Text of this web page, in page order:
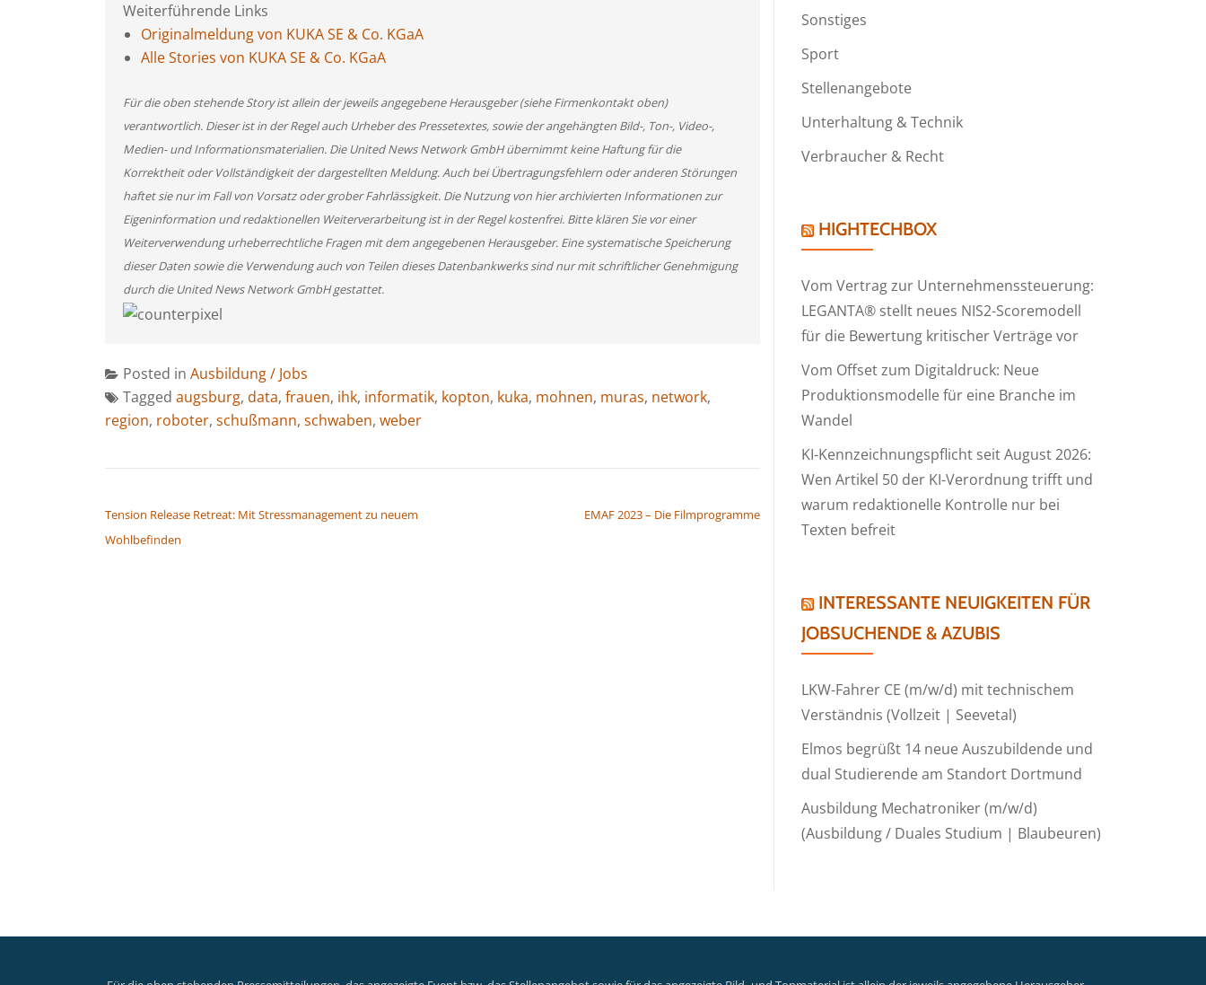
Weiterführende Links
Originalmeldung von KUKA SE & Co. KGaA
Alle Stories von KUKA SE & Co. KGaA
Für die oben stehende Story ist allein der jeweils angegebene Herausgeber (siehe Firmenkontakt oben)
verantwortlich. Dieser ist in der Regel auch Urheber des Pressetextes, sowie der angehängten Bild-, Ton-, Video-,
Medien- und Informationsmaterialien. Die United News Network GmbH übernimmt keine Haftung für die
Korrektheit oder Vollständigkeit der dargestellten Meldung. Auch bei Übertragungsfehlern oder anderen Störungen
haftet sie nur im Fall von Vorsatz oder grober Fahrlässigkeit. Die Nutzung von hier archivierten Informationen zur
Eigeninformation und redaktionellen Weiterverarbeitung ist in der Regel kostenfrei. Bitte klären Sie vor einer
Weiterverwendung urheberrechtliche Fragen mit dem angegebenen Herausgeber. Eine systematische Speicherung
dieser Daten sowie die Verwendung auch von Teilen dieses Datenbankwerks sind nur mit schriftlicher Genehmigung
durch die United News Network GmbH gestattet.
Posted in Ausbildung / Jobs
Tagged augsburg, data, frauen, ihk, informatik, kopton, kuka, mohnen, muras, network,
region, roboter, schußmann, schwaben, weber
Tension Release Retreat: Mit Stressmanagement zu neuem
Wohlbefinden
EMAF 2023 – Die Filmprogramme
Sonstiges
Sport
Stellenangebote
Unterhaltung & Technik
Verbraucher & Recht
HIGHTECHBOX
Vom Vertrag zur Unternehmenssteuerung:
LEGANTA® stellt neues NIS2-Scoremodell
für die Bewertung kritischer Verträge vor
Vom Offset zum Digitaldruck: Neue
Produktionsmodelle für eine Branche im
Wandel
KI-Kennzeichnungspflicht seit August 2026:
Wen Artikel 50 der KI-Verordnung trifft und
warum redaktionelle Kontrolle nur bei
Texten befreit
INTERESSANTE NEUIGKEITEN FÜR
JOBSUCHENDE & AZUBIS
LKW-Fahrer CE (m/w/d) mit technischem
Verständnis (Vollzeit | Seevetal)
Elmos begrüßt 14 neue Auszubildende und
dual Studierende am Standort Dortmund
Ausbildung Mechatroniker (m/w/d)
(Ausbildung / Duales Studium | Blaubeuren)